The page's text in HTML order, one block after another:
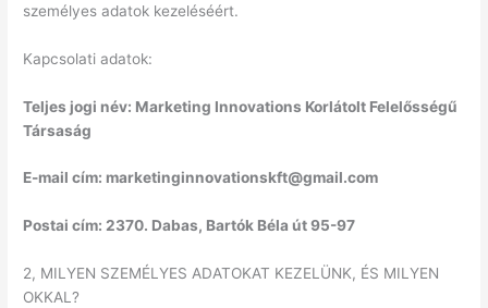
személyes adatok kezeléséért.
Kapcsolati adatok:
Teljes jogi név: Marketing Innovations Korlátolt Felelősségű
Társaság
E-mail cím: marketinginnovationskft@gmail.com
Postai cím: 2370. Dabas, Bartók Béla út 95-97
2, MILYEN SZEMÉLYES ADATOKAT KEZELÜNK, ÉS MILYEN
OKKAL?